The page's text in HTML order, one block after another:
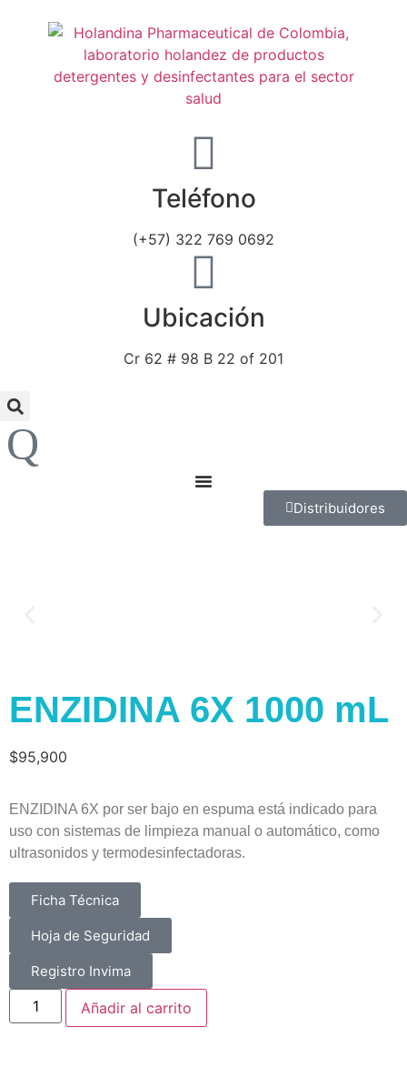
Teléfono
(+57) 322 769 0692
Ubicación
Cr 62 # 98 B 22 of 201
Distribuidores
ENZIDINA 6X 1000 mL
$95,900
ENZIDINA 6X por ser bajo en espuma está indicado para
uso con sistemas de limpieza manual o automático, como
ultrasonidos y termodesinfectadoras.
Ficha Técnica
Hoja de Seguridad
Registro Invima
Añadir al carrito